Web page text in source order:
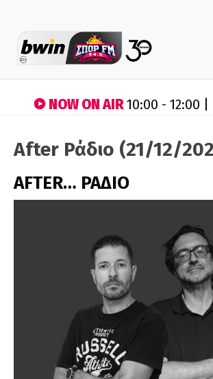
NOW ON AIR10:00 - 12:00 |
After Ράδιο (21/12/
AFTER… ΡΑΔΙΟ